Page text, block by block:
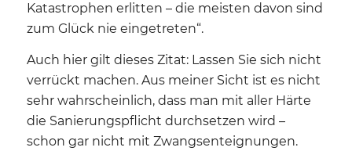
Katastrophen erlitten – die meisten davon sind
zum Glück nie eingetreten“.
Auch hier gilt dieses Zitat: Lassen Sie sich nicht
verrückt machen. Aus meiner Sicht ist es nicht
sehr wahrscheinlich, dass man mit aller Härte
die Sanierungspflicht durchsetzen wird –
schon gar nicht mit Zwangsenteignungen.